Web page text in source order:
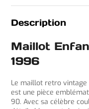
Description
Maillot
1996
Le maillot retro vintage
est une pièce
90. Avec sa célèbre